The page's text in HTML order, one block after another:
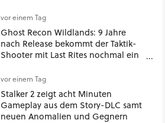
oder Diplomatie
vor einem Tag
Ghost Recon Wildlands: 9 Jahre
nach Release bekommt der Taktik-
Shooter mit Last Rites nochmal ein
vor einem Tag
Stalker 2 zeigt acht Minuten
Gameplay aus dem Story-DLC samt
neuen Anomalien und Gegnern